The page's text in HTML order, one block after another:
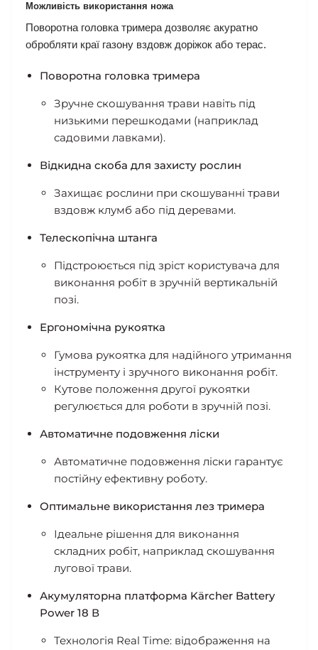
Можливість використання ножа
Поворотна головка тримера дозволяє акуратно
обробляти краї газону вздовж доріжок або терас.
Поворотна головка тримера
Зручне скошування трави навіть під
низькими перешкодами (наприклад
садовими лавками).
Відкидна скоба для захисту рослин
Захищає рослини при скошуванні трави
вздовж клумб або під деревами.
Телескопічна штанга
Підстроюється під зріст користувача для
виконання робіт в зручній вертикальній
позі.
Ергономічна рукоятка
Гумова рукоятка для надійного утримання
інструменту і зручного виконання робіт.
Кутове положення другої рукоятки
регулюється для роботи в зручній позі.
Автоматичне подовження ліски
Автоматичне подовження ліски гарантує
постійну ефективну роботу.
Оптимальне використання лез тримера
Ідеальне рішення для виконання
складних робіт, наприклад скошування
лугової трави.
Акумуляторна платформа Kärcher Battery
Power 18 В
Технологія Real Time: відображення на